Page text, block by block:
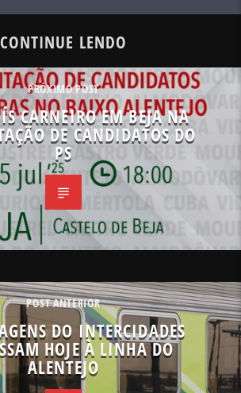
CONTINUE LENDO
PRÓXIMO POST
CARNEIRO EM BEJA NA
DE CANDIDATOS DO
PS
POST ANTERIOR
DO INTERCIDADES
HOJE À LINHA DO
ALENTEJO